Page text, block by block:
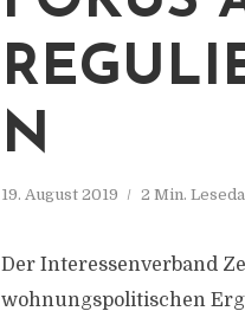
19. August 2019 2 Min.
Der Interessenverband
wohnungspolitischen